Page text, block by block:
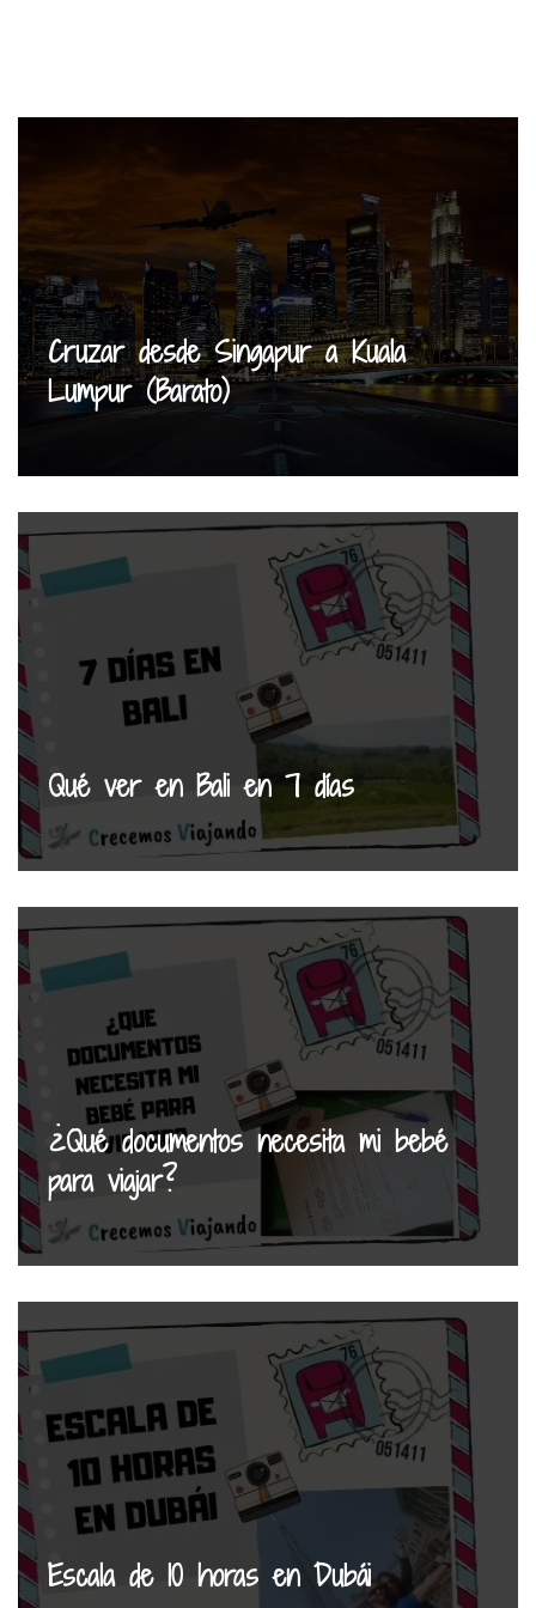
Cruzar desde Singapur a Kuala
Lumpur (Barato)
Qué ver en Bali en 7 días
¿Qué documentos necesita mi bebé
para viajar?
Escala de 10 horas en Dubái